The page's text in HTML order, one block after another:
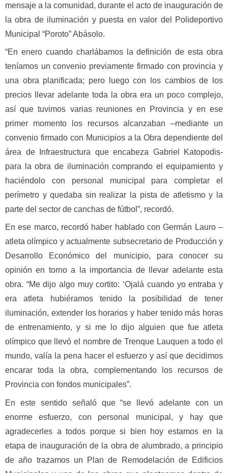
mensaje a la comunidad, durante el acto de inauguración de
la obra de iluminación y puesta en valor del Polideportivo
Municipal “Poroto” Abásolo.
“En enero cuando charlábamos la definición de esta obra
teníamos un convenio previamente firmado con provincia y
una obra planificada; pero luego con los cambios de los
precios llevar adelante toda la obra era un poco complejo,
así que tuvimos varias reuniones en Provincia y en ese
primer momento los recursos alcanzaban –mediante un
convenio firmado con Municipios a la Obra dependiente del
área de Infraestructura que encabeza Gabriel Katopodis-
para la obra de iluminación comprando el equipamiento y
haciéndolo con personal municipal para completar el
perímetro y quedaba sin realizar la pista de atletismo y la
parte del sector de canchas de fútbol”, recordó.
En ese marco, recordó haber hablado con Germán Lauro –
atleta olímpico y actualmente subsecretario de Producción y
Desarrollo Económico del municipio, para conocer su
opinión en torno a la importancia de llevar adelante esta
obra. “Me dijo algo muy cortito: ‘Ojalá cuando yo entraba y
era atleta hubiéramos tenido la posibilidad de tener
iluminación, extender los horarios y haber tenido más horas
de entrenamiento, y si me lo dijo alguien que fue atleta
olímpico que llevó el nombre de Trenque Lauquen a todo el
mundo, valía la pena hacer el esfuerzo y así que decidimos
encarar toda la obra, complementando los recursos de
Provincia con fondos municipales”.
En este sentido señaló que “se llevó adelante con un
enorme esfuerzo, con personal municipal, y hay que
agradecerles a todos porque si bien hoy estamos en la
etapa de inauguración de la obra de alumbrado, a principio
de año trazamos un Plan de Remodelación de Edificios